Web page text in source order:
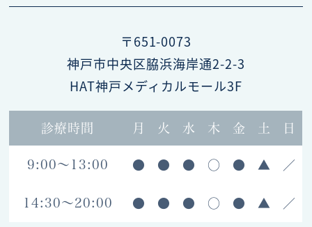
〒651-0073
神戸市中央区脇浜海岸通2-2-3
HAT神戸メディカルモール3F
診療時間 月 火 水 木 金 土 日
9:00～13:00 ● ● ● ○ ● ▲ ／
14:30～20:00 ● ● ● ○ ● ▲ ／